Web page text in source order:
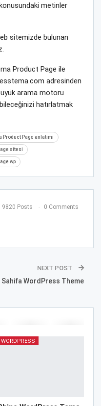
metinler
sitemizde bulunan
Product Page ile
adresinden
arama motoru
hatırlatmak
Page anlatımı
sitesi
wp
9820 Posts 0 Comments
NEXT POST
Sahifa WordPress Theme
WORDPRESS